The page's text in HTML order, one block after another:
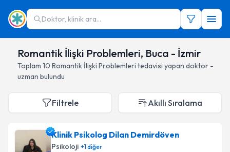
Doktor, klinik ara...
Romantik İlişki Problemleri, Buca - İzmir
Toplam 10 Romantik İlişki Problemleri tedavisi yapan doktor -
uzman bulundu
Filtrele Akıllı Sıralama
Klinik Psikolog Dilan Demirdöven
Psikoloji +1diğer